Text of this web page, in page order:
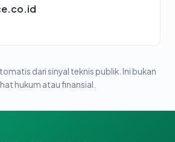
dari sinyal teknis publik. Ini bukan
hukum atau finansial.